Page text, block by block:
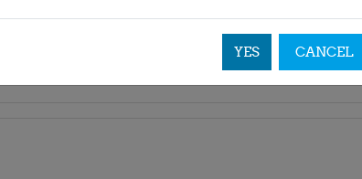
සංගීතය
YES CANCEL